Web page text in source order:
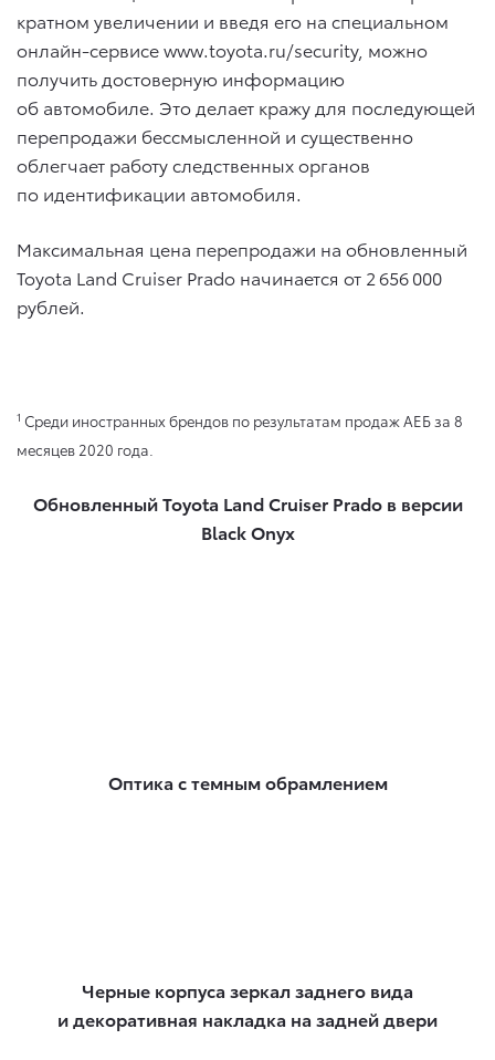
кратном увеличении и введя его на специальном
онлайн-сервисе www.toyota.ru/security, можно
получить достоверную информацию
об автомобиле. Это делает кражу для последующей
перепродажи бессмысленной и существенно
облегчает работу следственных органов
по идентификации автомобиля.
Максимальная цена перепродажи на обновленный
Toyota Land Cruiser Prado начинается от 2 656 000
рублей.
1 Среди иностранных брендов по результатам продаж АЕБ за 8
месяцев 2020 года.
Обновленный Toyota Land Cruiser Prado в версии
Black Onyx
Оптика с темным обрамлением
Черные корпуса зеркал заднего вида
и декоративная накладка на задней двери